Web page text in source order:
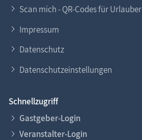
Scan mich - QR-Codes für Urlauber
Impressum
Datenschutz
Datenschutzeinstellungen
Schnellzugriff
Gastgeber-Login
Veranstalter-Login